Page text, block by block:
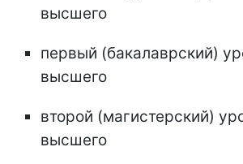
высшего
первый (бакалаврский)
высшего
второй (магистерский)
высшего